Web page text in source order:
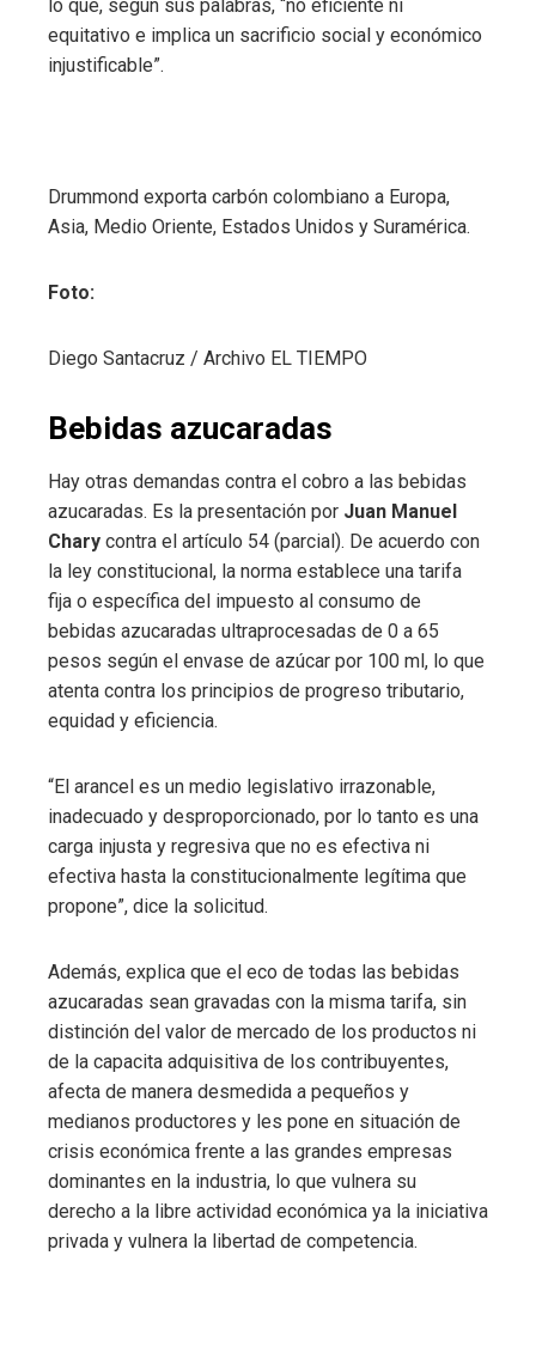
lo que, según sus palabras, “no eficiente ni
equitativo e implica un sacrificio social y económico
injustificable”.
Drummond exporta carbón colombiano a Europa,
Asia, Medio Oriente, Estados Unidos y Suramérica.
Foto:
Diego Santacruz / Archivo EL TIEMPO
Bebidas azucaradas
Hay otras demandas contra el cobro a las bebidas
azucaradas. Es la presentación por Juan Manuel
Chary contra el artículo 54 (parcial). De acuerdo con
la ley constitucional, la norma establece una tarifa
fija o específica del impuesto al consumo de
bebidas azucaradas ultraprocesadas de 0 a 65
pesos según el envase de azúcar por 100 ml, lo que
atenta contra los principios de progreso tributario,
equidad y eficiencia.
“El arancel es un medio legislativo irrazonable,
inadecuado y desproporcionado, por lo tanto es una
carga injusta y regresiva que no es efectiva ni
efectiva hasta la constitucionalmente legítima que
propone”, dice la solicitud.
Además, explica que el eco de todas las bebidas
azucaradas sean gravadas con la misma tarifa, sin
distinción del valor de mercado de los productos ni
de la capacita adquisitiva de los contribuyentes,
afecta de manera desmedida a pequeños y
medianos productores y les pone en situación de
crisis económica frente a las grandes empresas
dominantes en la industria, lo que vulnera su
derecho a la libre actividad económica ya la iniciativa
privada y vulnera la libertad de competencia.